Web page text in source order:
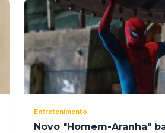
Entretenimento
Novo "Homem-Aranha"